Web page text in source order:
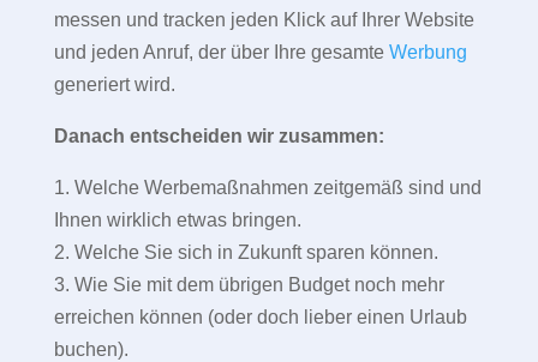
messen und tracken jeden Klick auf Ihrer Website
und jeden Anruf, der über Ihre gesamte Werbung
generiert wird.
Danach entscheiden wir zusammen:
1. Welche Werbemaßnahmen zeitgemäß sind und
Ihnen wirklich etwas bringen.
2. Welche Sie sich in Zukunft sparen können.
3. Wie Sie mit dem übrigen Budget noch mehr
erreichen können (oder doch lieber einen Urlaub
buchen).